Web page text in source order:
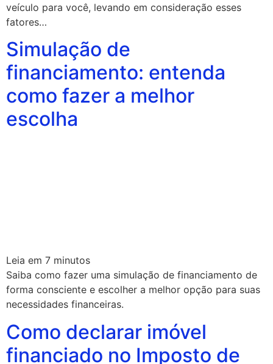
veículo para você, levando em consideração esses
fatores…
Simulação de
financiamento: entenda
como fazer a melhor
escolha
Leia em 7 minutos
Saiba como fazer uma simulação de financiamento de
forma consciente e escolher a melhor opção para suas
necessidades financeiras.
Como declarar imóvel
financiado no Imposto de